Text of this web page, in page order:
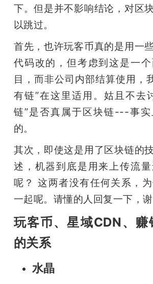
下。但是并不影响结论，对区
以跳过。
首先，也许玩客币真的是用一
代码改的，但考虑到这是一
目，而非公司内部结算使用，
有链”在这里适用。姑且不去
链”是否真属于区块链---事实
的。
其次，即使这是用了区块链的
述，机器到底是用来上传流
呢？ 这两者没有任何关系，
一起呢。请懂的人回复一下，谢
玩客币、星域CDN、赚
的关系
水晶